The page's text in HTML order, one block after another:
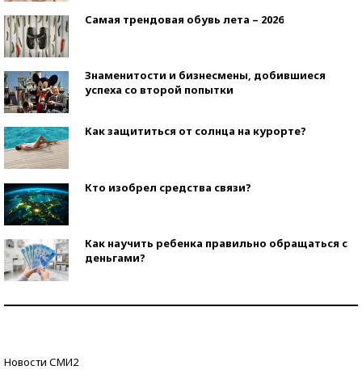
Самая трендовая обувь лета – 2026
Знаменитости и бизнесмены, добившиеся
успеха со второй попытки
Как защититься от солнца на курорте?
Кто изобрел средства связи?
Как научить ребенка правильно обращаться с
деньгами?
Новости СМИ2